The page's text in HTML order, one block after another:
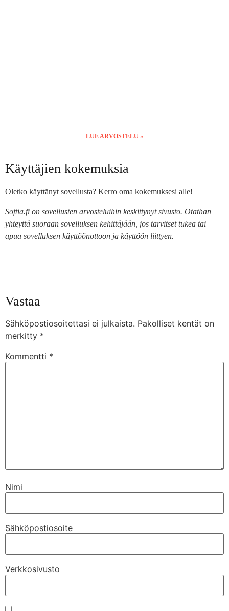
LUE ARVOSTELU »
Käyttäjien kokemuksia
Oletko käyttänyt sovellusta? Kerro oma kokemuksesi alle!
Softia.fi on sovellusten arvosteluihin keskittynyt sivusto. Otathan
yhteyttä suoraan sovelluksen kehittäjään, jos tarvitset tukea tai
apua sovelluksen käyttöönottoon ja käyttöön liittyen.
Vastaa
Sähköpostiosoitettasi ei julkaista. Pakolliset kentät on
merkitty *
Kommentti *
Nimi
Sähköpostiosoite
Verkkosivusto